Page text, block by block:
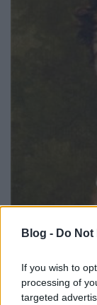
Blog - Do
If you wish to
processing of
targeted